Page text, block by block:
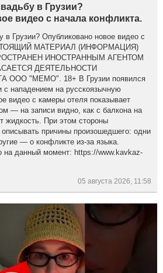
в Грузии?
видео с начала конфликта.
в Грузии? Опубликовано новое видео с
МАТЕРИАЛ (ИНФОРМАЦИЯ)
ИНОСТРАННЫМ АГЕНТОМ
ДЕЯТЕЛЬНОСТИ
ООО "МЕМО". 18+ В Грузии появился
с нападением на русскоязычную
видео с камеры отеля показывает
— на записи видно, как с балкона на
жидкость. При этом стороны
причины произошедшего: одни
— о конфликте из-за языка.
на данный момент: https://www.kavkaz-
05 августа 2026, 11:58